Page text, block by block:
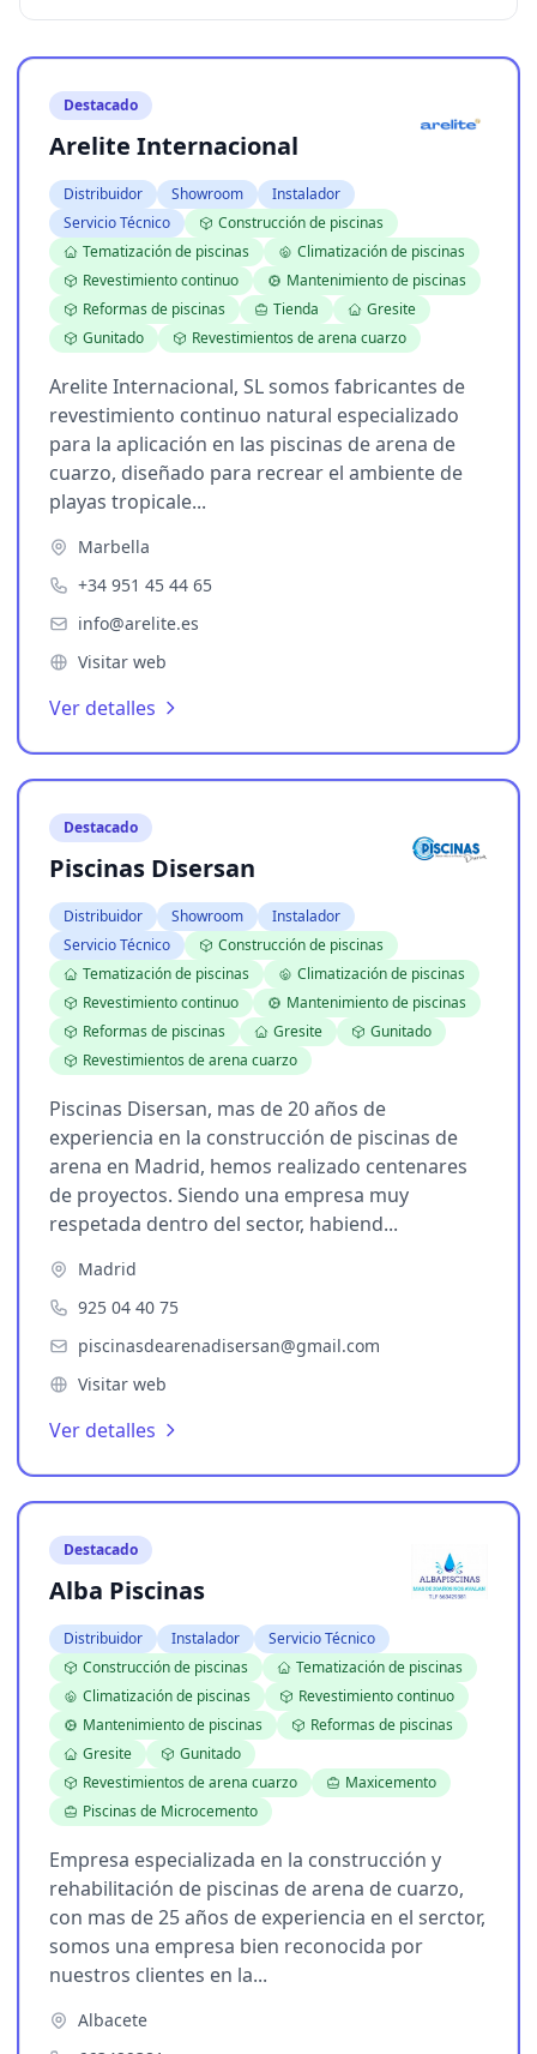
Destacado
Arelite Internacional
Distribuidor Showroom
Instalador
Servicio Técnico
Construcción de piscinas
Tematización de piscinas
Climatización de piscinas
Revestimiento continuo
Mantenimiento de piscinas
Reformas de piscinas
Tienda
Gresite
Gunitado
Revestimientos de arena cuarzo
Arelite Internacional, SL somos fabricantes de
revestimiento continuo natural especializado
para la aplicación en las piscinas de arena de
cuarzo, diseñado para recrear el ambiente de
playas tropicale...
Marbella
+34 951 45 44 65
info@arelite.es
Visitar web
Ver detalles
Destacado
Piscinas Disersan
Distribuidor Showroom
Instalador
Servicio Técnico
Construcción de piscinas
Tematización de piscinas
Climatización de piscinas
Revestimiento continuo
Mantenimiento de piscinas
Reformas de piscinas
Gresite
Gunitado
Revestimientos de arena cuarzo
Piscinas Disersan, mas de 20 años de
experiencia en la construcción de piscinas de
arena en Madrid, hemos realizado centenares
de proyectos. Siendo una empresa muy
respetada dentro del sector, habiend...
Madrid
925 04 40 75
piscinasdearenadisersan@gmail.com
Visitar web
Ver detalles
Destacado
Alba Piscinas
Distribuidor Instalador
Servicio Técnico
Construcción de piscinas
Tematización de piscinas
Climatización de piscinas
Revestimiento continuo
Mantenimiento de piscinas
Reformas de piscinas
Gresite
Gunitado
Revestimientos de arena cuarzo
Maxicemento
Piscinas de Microcemento
Empresa especializada en la construcción y
rehabilitación de piscinas de arena de cuarzo,
con mas de 25 años de experiencia en el serctor,
somos una empresa bien reconocida por
nuestros clientes en la...
Albacete